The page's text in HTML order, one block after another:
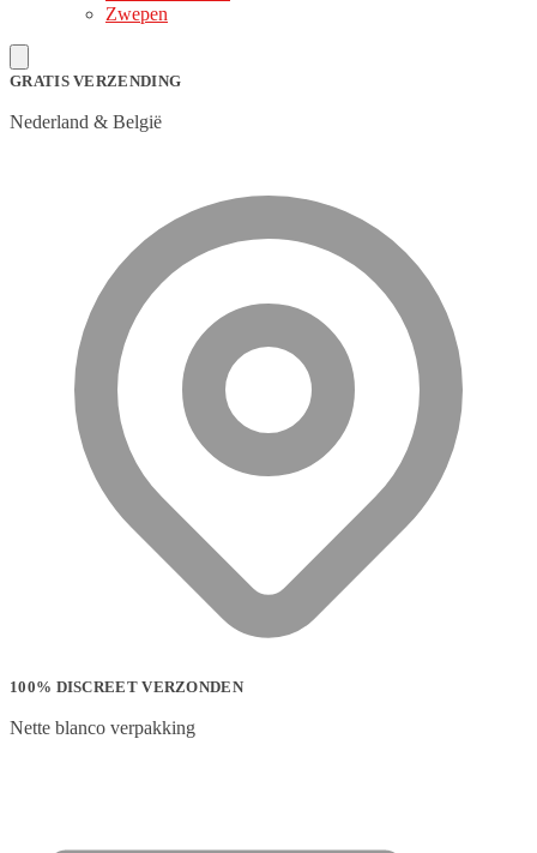
Zwepen
GRATIS VERZENDING
Nederland & België
100% DISCREET VERZONDEN
Nette blanco verpakking